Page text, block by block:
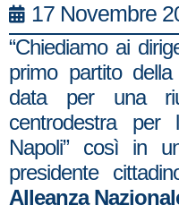
17 Novembre
“Chiediamo ai
primo partito
data per una
centrodestra per
Napoli” così in
presidente
Alleanza